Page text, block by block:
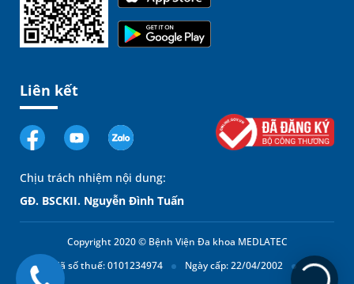
Liên kết
Chịu trách nhiệm nội dung:
GĐ. BSCKII. Nguyễn Đình Tuấn
Copyright 2020 © Bệnh Viện Đa khoa MEDLATEC
Mã số thuế: 0101234974
Ngày cấp: 22/04/2002